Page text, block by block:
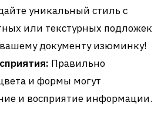
уникальный стиль с
или текстурных подложек
документу изюминку!
Правильно
и формы могут
и восприятие информации.